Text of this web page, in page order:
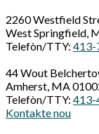
2260 Westfield
West Springfield,
Telefòn/TTY: 413-
44 Wout
Amherst, MA
Telefòn/TTY: 413-
Kontakte nou